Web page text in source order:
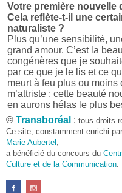
Votre première nouvelle
Cela reflète-t-il une
naturaliste ?
Plus qu’une sensibilité,
grand amour. C’est la
congénères que je
par ce que je le lis et ce
meurt à feu plus ou
m’attriste : cette beauté
en aurons hélas le plus
j’avais pris goût à me
l’intérêt de l’exercice
être un bon moyen pour
Pourquoi avoir choisi le
qu’un autre ?
D’abord parce que j’aime
© Transboréal : tous droits
Ce site, constamment enrichi par
Marie Aubertel
a bénéficié du concours du
Culture et de la Communication